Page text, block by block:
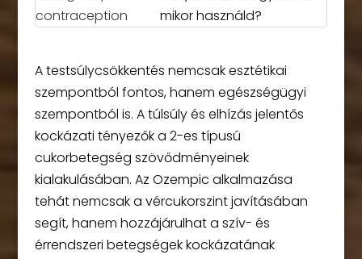
mikor használd?
A testsúlycsökkentés nemcsak esztétikai
szempontból fontos, hanem egészségügyi
szempontból is. A túlsúly és elhízás jelentős
kockázati tényezők a 2-es típusú
cukorbetegség szövődményeinek
kialakulásában. Az Ozempic alkalmazása
tehát nemcsak a vércukorszint javításában
segít, hanem hozzájárulhat a szív- és
érrendszeri betegségek kockázatának